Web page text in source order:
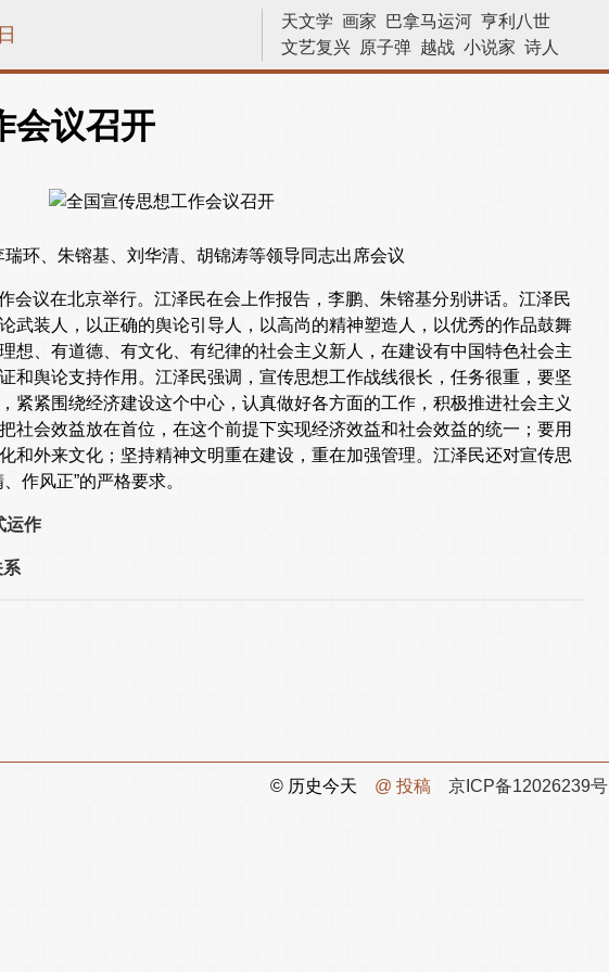
天文学 画家 巴拿马运河 亨利八世
文艺复兴 原子弹 越战 小说家 诗人
十字军 二战 艺术 林则徐 苏哈托 宇宙
会议召开
瑞环、朱镕基、刘华清、胡锦涛等领导同志出席会议
会议在北京举行。江泽民在会上作报告，李鹏、朱镕基分别讲话。江泽民
武装人，以正确的舆论引导人，以高尚的精神塑造人，以优秀的作品鼓舞
想、有道德、有文化、有纪律的社会主义新人，在建设有中国特色社会主
和舆论支持作用。江泽民强调，宣传思想工作战线很长，任务很重，要坚
紧紧围绕经济建设这个中心，认真做好各方面的工作，积极推进社会主义
社会效益放在首位，在这个前提下实现经济效益和社会效益的统一；要用
和外来文化；坚持精神文明重在建设，重在加强管理。江泽民还对宣传思
作风正”的严格要求。
运作
系
© 历史今天 @ 投稿 京ICP备12026239号